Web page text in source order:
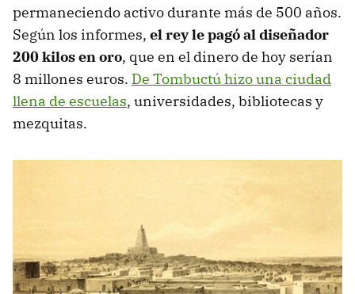
permaneciendo activo durante más de 500 años.
Según los informes, el rey le pagó al diseñador
200 kilos en oro, que en el dinero de hoy serían
8 millones euros. De Tombuctú hizo una ciudad
llena de escuelas, universidades, bibliotecas y
mezquitas.